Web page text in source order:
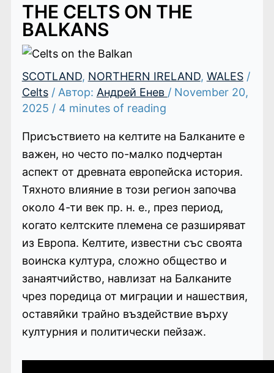
THE CELTS ON THE
BALKANS
SCOTLAND, NORTHERN IRELAND, WALES/
Celts/ Автор: Андрей Енев / November 20,
2025 / 4 minutes of reading
Присъствието на келтите на Балканите е
важен, но често по-малко подчертан
аспект от древната европейска история.
Тяхното влияние в този регион започва
около 4-ти век пр. н. е., през период,
когато келтските племена се разширяват
из Европа. Келтите, известни със своята
воинска култура, сложно общество и
занаятчийство, навлизат на Балканите
чрез поредица от миграции и нашествия,
оставяйки трайно въздействие върху
културния и политически пейзаж.